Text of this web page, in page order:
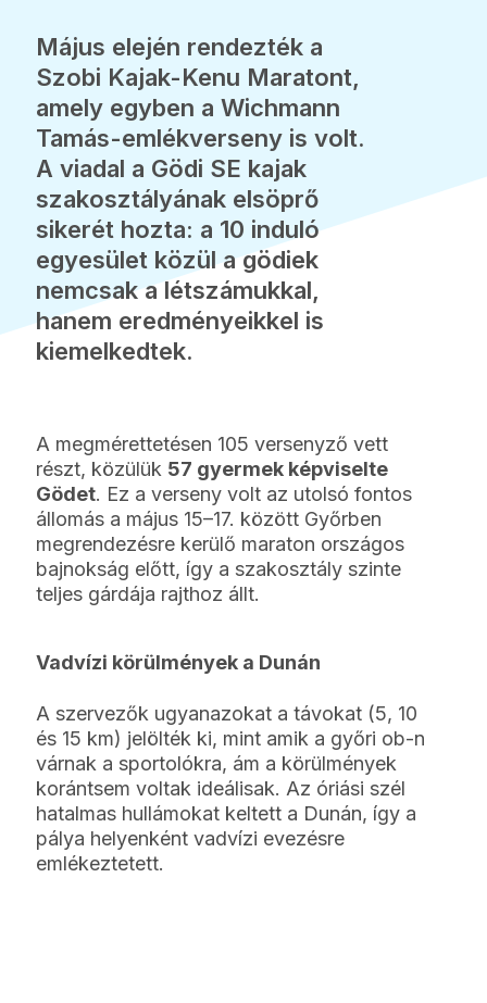
Május elején rendezték a
Szobi Kajak-Kenu Maratont,
amely egyben a Wichmann
Tamás-emlékverseny is volt.
A viadal a Gödi SE kajak
szakosztályának elsöprő
sikerét hozta: a 10 induló
egyesület közül a gödiek
nemcsak a létszámukkal,
hanem eredményeikkel is
kiemelkedtek.
A megmérettetésen 105 versenyző vett
részt, közülük 57 gyermek képviselte
Gödet. Ez a verseny volt az utolsó fontos
állomás a május 15–17. között Győrben
megrendezésre kerülő maraton országos
bajnokság előtt, így a szakosztály szinte
teljes gárdája rajthoz állt.
Vadvízi körülmények a Dunán
A szervezők ugyanazokat a távokat (5, 10
és 15 km) jelölték ki, mint amik a győri ob-n
várnak a sportolókra, ám a körülmények
korántsem voltak ideálisak. Az óriási szél
hatalmas hullámokat keltett a Dunán, így a
pálya helyenként vadvízi evezésre
emlékeztetett.